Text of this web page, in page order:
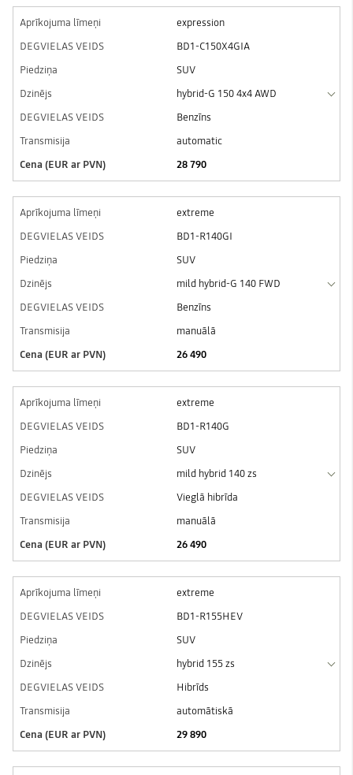
expression
BD1-C150X4GIA
SUV
hybrid-G 150 4x4 AWD
Benzīns
automatic
28 790
extreme
BD1-R140GI
SUV
mild hybrid-G 140 FWD
Benzīns
manuālā
26 490
extreme
BD1-R140G
SUV
mild hybrid 140 zs
Vieglā hibrīda
manuālā
26 490
extreme
BD1-R155HEV
SUV
hybrid 155 zs
Hibrīds
automātiskā
29 890